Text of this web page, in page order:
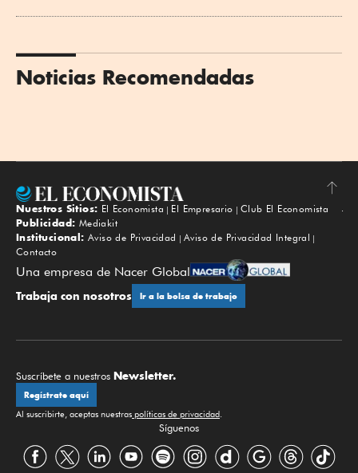
Noticias Recomendadas
Subir
Nuestros Sitios: El Economista El Empresario
Club El Economista
Publicidad: Mediakit
Institucional: Aviso de Privacidad
Aviso de Privacidad Integral
Contacto
Una empresa de Nacer Global
Trabaja con nosotros Ir a la bolsa de trabajo
Suscríbete a nuestros Newsletter.
Regístrate aquí
Al suscribirte, aceptas nuestras políticas de privacidad.
Síguenos